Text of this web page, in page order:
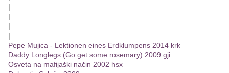
|
|
|
|
Pepe Mujica - Lektionen eines Erdklumpens 2014 krk
Daddy Longlegs (Go get some rosemary) 2009 gji
Osveta na mafijaški način 2002 hsx